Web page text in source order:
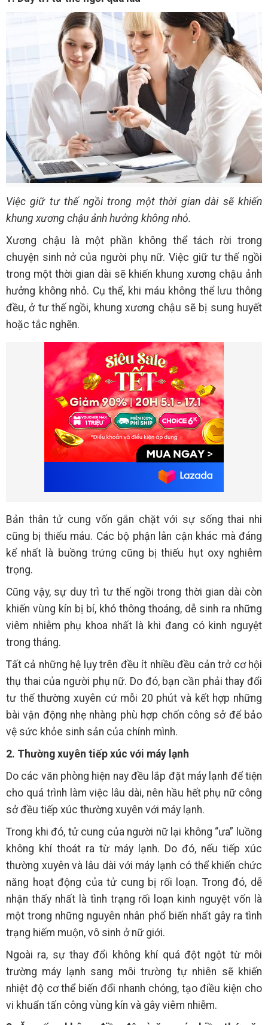
Việc giữ tư thế ngồi trong một thời gian dài sẽ khiến
khung xương chậu ảnh hưởng không nhỏ.
Xương chậu là một phần không thể tách rời trong
chuyện sinh nở của người phụ nữ. Việc giữ tư thế ngồi
trong một thời gian dài sẽ khiến khung xương chậu ảnh
hưởng không nhỏ. Cụ thể, khi máu không thể lưu thông
đều, ở tư thế ngồi, khung xương chậu sẽ bị sung huyết
hoặc tắc nghẽn.
Bản thân tử cung vốn gắn chặt với sự sống thai nhi
cũng bị thiếu máu. Các bộ phận lân cận khác mà đáng
kể nhất là buồng trứng cũng bị thiếu hụt oxy nghiêm
trọng.
Cũng vậy, sự duy trì tư thế ngồi trong thời gian dài còn
khiến vùng kín bị bí, khó thông thoáng, dễ sinh ra những
viêm nhiễm phụ khoa nhất là khi đang có kinh nguyệt
trong tháng.
Tất cả những hệ lụy trên đều ít nhiều đều cản trở cơ hội
thụ thai của người phụ nữ. Do đó, bạn cần phải thay đổi
tư thế thường xuyên cứ mỗi 20 phút và kết hợp những
bài vận động nhẹ nhàng phù hợp chốn công sở để bảo
vệ sức khỏe sinh sản của chính mình.
2. Thường xuyên tiếp xúc với máy lạnh
Do các văn phòng hiện nay đều lắp đặt máy lạnh để tiện
cho quá trình làm việc lâu dài, nên hầu hết phụ nữ công
sở đều tiếp xúc thường xuyên với máy lạnh.
Trong khi đó, tử cung của người nữ lại không “ưa” luồng
không khí thoát ra từ máy lạnh. Do đó, nếu tiếp xúc
thường xuyên và lâu dài với máy lạnh có thể khiến chức
năng hoạt động của tử cung bị rối loạn. Trong đó, dễ
nhận thấy nhất là tình trạng rối loạn kinh nguyệt vốn là
một trong những nguyên nhân phổ biến nhất gây ra tình
trạng hiếm muộn, vô sinh ở nữ giới.
Ngoài ra, sự thay đổi không khí quá đột ngột từ môi
trường máy lạnh sang môi trường tự nhiên sẽ khiến
nhiệt độ cơ thể biến đổi nhanh chóng, tạo điều kiện cho
vi khuẩn tấn công vùng kín và gây viêm nhiễm.